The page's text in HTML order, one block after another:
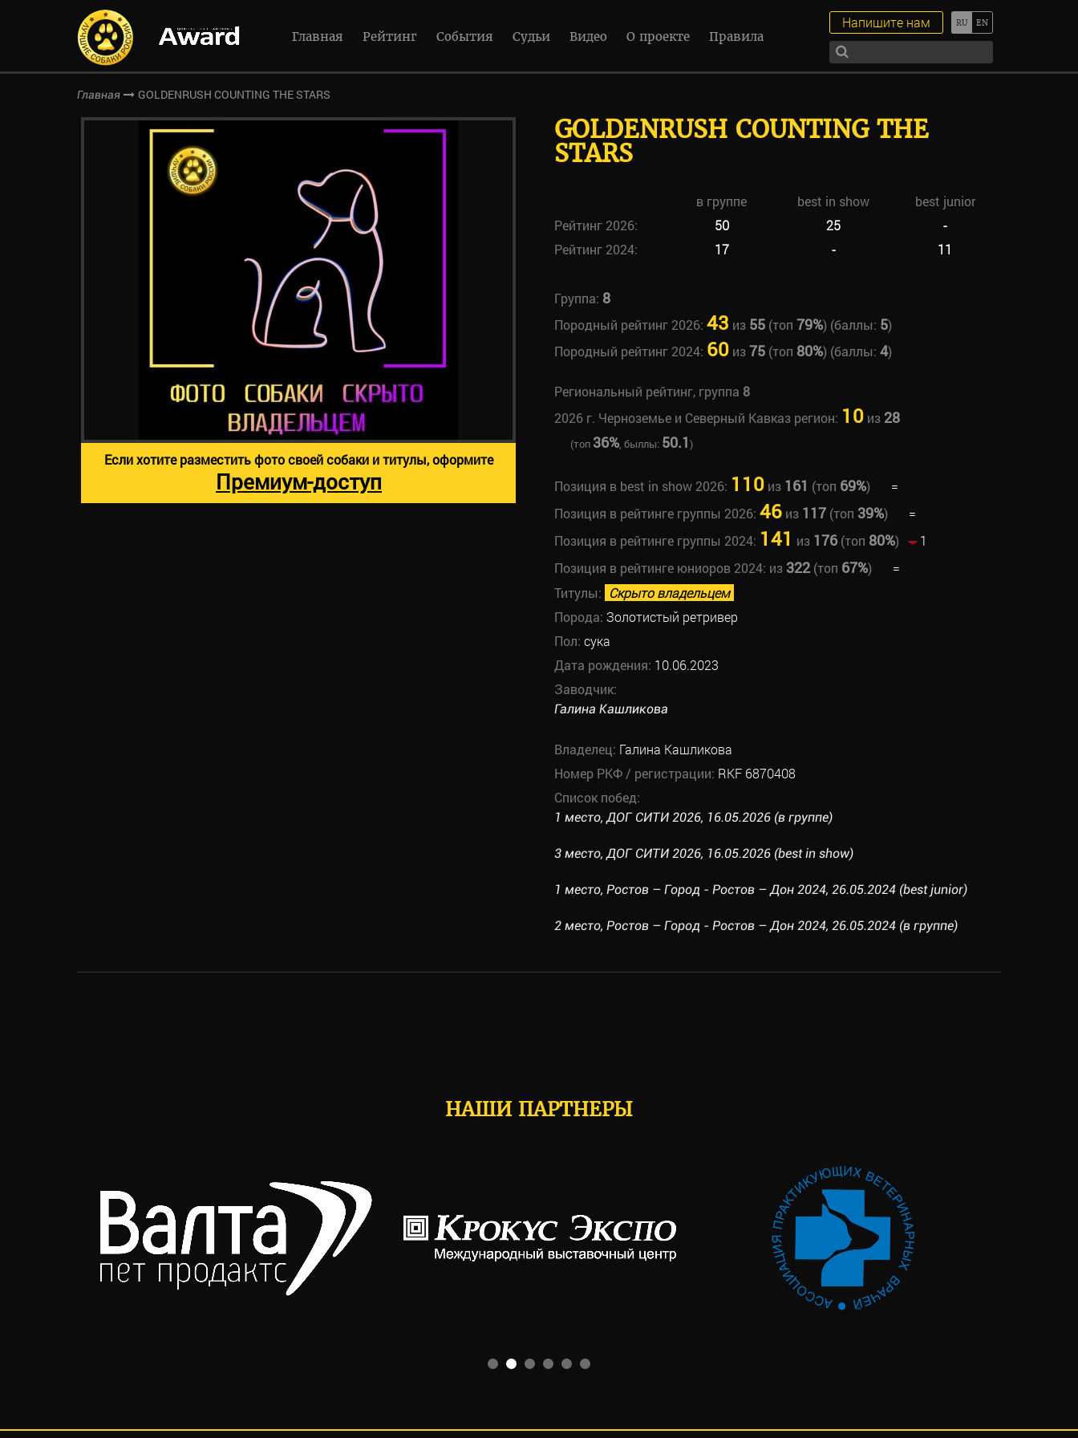
Главная Рейтинг События Судьи Видео О проекте Правила
Напишите нам
Главная GOLDENRUSH COUNTING THE STARS
GOLDENRUSH COUNTING THE
STARS
в группе best in show
best junior
Рейтинг 2026:
50 25
-
Рейтинг 2024:
17 - 11
Группа: 8
Породный рейтинг 2026: 43 из 55(топ 79%) (баллы: 5)
Породный рейтинг 2024: 60из75(топ 80%) (баллы: 4)
Региональный рейтинг, группа 8
2026 г. Черноземье и Северный Кавказ регион: 10из 28
(топ 36%, быллы: 50.1)
Позиция в best in show 2026: 110из 161 (топ 69%)
=
Позиция в рейтинге группы 2026: 46из 117(топ 39%)
=
Позиция в рейтинге группы 2024: 141 из 176(топ 80%)
1
Позиция в рейтинге юниоров 2024: из 322(топ 67%)
=
Титулы: Скрыто владельцем
Порода: Золотистый ретривер
Пол: сука
Дата рождения: 10.06.2023
Заводчик:
Галина Кашликова
Владелец: Галина Кашликова
Номер РКФ / регистрации: RKF 6870408
Список побед:
1 место, ДОГ СИТИ 2026, 16.05.2026 (в группе)
3 место, ДОГ СИТИ 2026, 16.05.2026 (best in show)
1 место, Ростов – Город - Ростов – Дон 2024, 26.05.2024 (best junior)
2 место, Ростов – Город - Ростов – Дон 2024, 26.05.2024 (в группе)
Если хотите разместить фото своей собаки и титулы, оформите
Премиум-доступ
НАШИ ПАРТНЕРЫ